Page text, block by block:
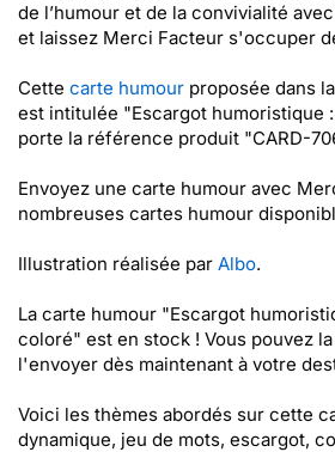
de l’humour et de la convivialité
et laissez Merci Facteur s'occuper
Cette carte humour proposée dans
est intitulée "Escargot humoristique
porte la référence produit "CARD-
Envoyez une carte humour avec
nombreuses cartes humour
Illustration réalisée par Albo.
La carte humour "Escargot
coloré" est en stock ! Vous pouvez
l'envoyer dès maintenant à votre
Voici les thèmes abordés sur cette
dynamique, jeu de mots, escargot,